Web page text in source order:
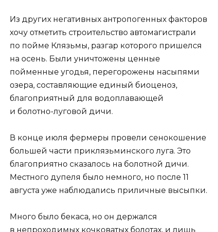
Из других негативных антропогенных факторов
хочу отметить строительство автомагистрали
по пойме Клязьмы, разгар которого пришелся
на осень. Были уничтожены ценные
пойменные угодья, перегорожены насыпями
озера, составляющие единый биоценоз,
благоприятный для водоплавающей
и болотно-луговой дичи.
В конце июля фермеры провели сенокошение
большей части приклязьминского луга. Это
благоприятно сказалось на болотной дичи.
Местного дупеля было немного, но после 11
августа уже наблюдались приличные высыпки.
Много было бекаса, но он держался
в непроходимых кочковатых болотах, и лишь